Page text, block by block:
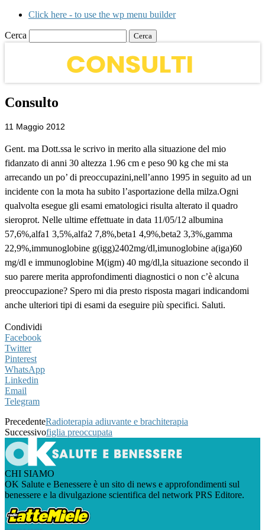
Click here - to use the wp menu builder
Cerca
Consulto
11 Maggio 2012
Gent. ma Dott.ssa le scrivo in merito alla situazione del mio
fidanzato di anni 30 altezza 1.96 cm e peso 90 kg che mi sta
arrecando un po’ di preoccupazini,nell’anno 1995 in seguito ad un
incidente con la mota ha subito l’asportazione della milza.Ogni
qualvolta esegue gli esami ematologici risulta alterato il quadro
sieroprot. Nelle ultime effettuate in data 11/05/12 albumina
57,6%,alfa1 3,5%,alfa2 7,8%,beta1 4,9%,beta2 3,3%,gamma
22,9%,immunoglobine g(igg)2402mg/dl,imunoglobine a(iga)60
mg/dl e immunoglobine M(igm) 40 mg/dl,la situazione secondo il
suo parere merita approfondimenti diagnostici o non c’è alcuna
preoccupazione? Spero mi dia presto risposta magari indicandomi
anche ulteriori tipi di esami da eseguire più specifici. Saluti.
Condividi
Facebook
Twitter
Pinterest
WhatsApp
Linkedin
Email
Telegram
PrecedenteRadioterapia adiuvante e brachiterapia
Successivofiglia preoccupata
CHI SIAMO
OK Salute e Benessere è un sito di news e approfondimenti sul
benessere e la divulgazione scientifica del network PRS Editore.